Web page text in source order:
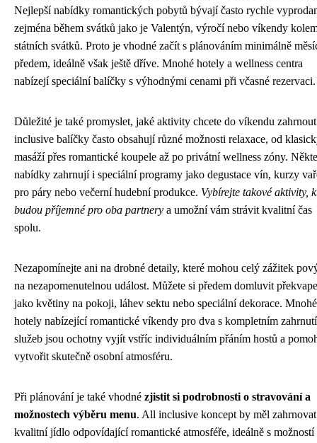
Nejlepší nabídky romantických pobytů bývají často rychle
zejména během svátků jako je Valentýn, výročí nebo víkendy
státních svátků. Proto je vhodné začít s plánováním minimálně
předem, ideálně však ještě dříve. Mnohé hotely a wellness centra
nabízejí speciální balíčky s výhodnými cenami při včasné rezervaci.
Důležité je také promyslet, jaké aktivity chcete do víkendu
inclusive balíčky často obsahují různé možnosti relaxace, od
masáží přes romantické koupele až po privátní wellness zóny.
nabídky zahrnují i speciální programy jako degustace vín, kurzy
pro páry nebo večerní hudební produkce. Vybírejte takové aktivity,
budou příjemné pro oba partnery a umožní vám strávit kvalitní čas
spolu.
Nezapomínejte ani na drobné detaily, které mohou celý zážitek
na nezapomenutelnou událost. Můžete si předem domluvit
jako květiny na pokoji, láhev sektu nebo speciální dekorace. Mnohé
hotely nabízející romantické víkendy pro dva s kompletním
služeb jsou ochotny vyjít vstříc individuálním přáním hostů a
vytvořit skutečně osobní atmosféru.
Při plánování je také vhodné zjistit si podrobnosti o stravování a
možnostech výběru menu. All inclusive koncept by měl zahrnovat
kvalitní jídlo odpovídající romantické atmosféře, ideálně s možností